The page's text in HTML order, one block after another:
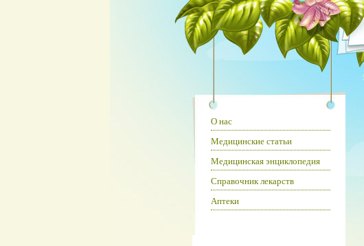
О нас
Медицинские статьи
Медицинская энциклопедия
Справочник лекарств
Аптеки